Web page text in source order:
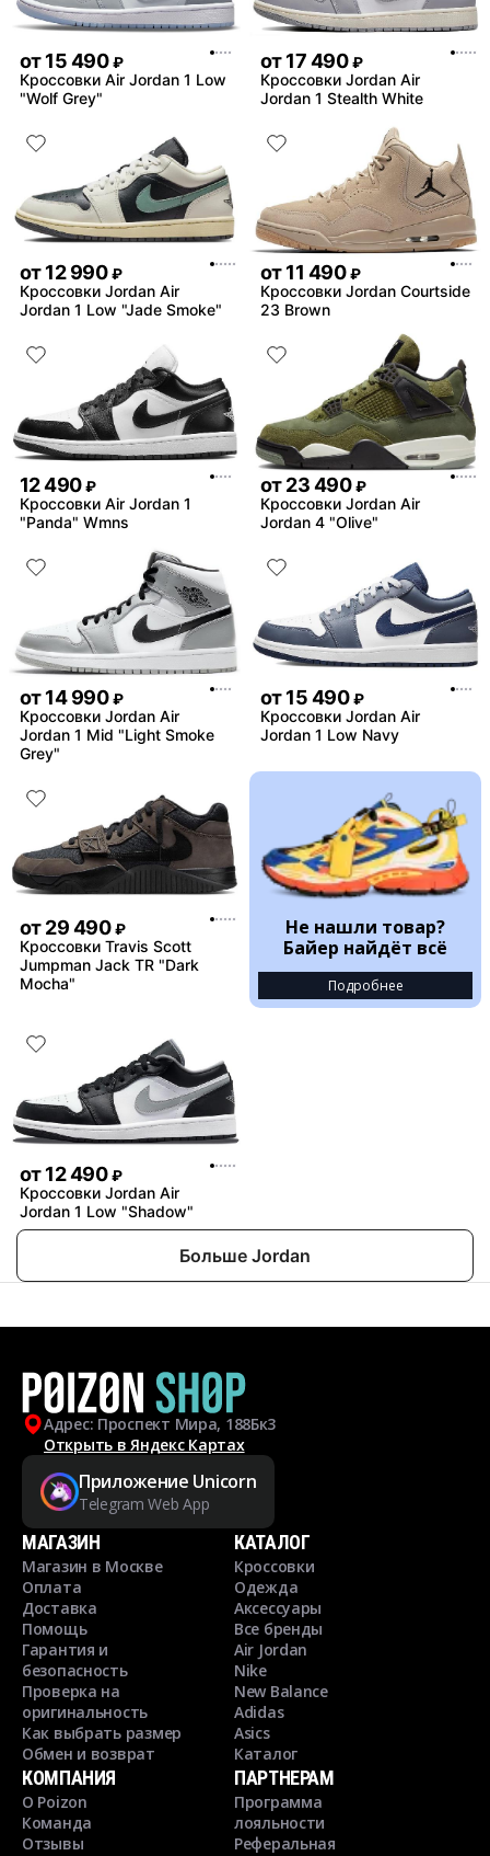
от15 490 ₽
Кроссовки Air Jordan 1 Low
"Wolf Grey"
от17 490 ₽
Кроссовки Jordan Air
Jordan 1 Stealth White
от12 990 ₽
Кроссовки Jordan Air
Jordan 1 Low "Jade Smoke"
от11 490 ₽
Кроссовки Jordan Courtside
23 Brown
12 490 ₽
Кроссовки Air Jordan 1
"Panda" Wmns
от23 490 ₽
Кроссовки Jordan Air
Jordan 4 "Olive"
от14 990 ₽
Кроссовки Jordan Air
Jordan 1 Mid "Light Smoke
Grey"
от15 490 ₽
Кроссовки Jordan Air
Jordan 1 Low Navy
от29 490 ₽
Кроссовки Travis Scott
Jumpman Jack TR "Dark
Mocha"
Не нашли товар?
Байер найдёт всё
Подробнее
от12 490 ₽
Кроссовки Jordan Air
Jordan 1 Low "Shadow"
Больше Jordan
Адрес: Проспект Мира, 188Бк3
Открыть в Яндекс Картах
Приложение Unicorn
Telegram Web App
МАГАЗИН
Магазин в Москве
Оплата
Доставка
Помощь
Гарантия и
безопасность
Проверка на
оригинальность
Как выбрать размер
Обмен и возврат
КАТАЛОГ
Кроссовки
Одежда
Аксессуары
Все бренды
Air Jordan
Nike
New Balance
Adidas
Asics
Каталог
КОМПАНИЯ
О Poizon
Команда
Отзывы
ПАРТНЕРАМ
Программа
лояльности
Реферальная